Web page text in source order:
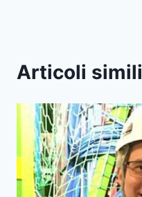
Articoli simili